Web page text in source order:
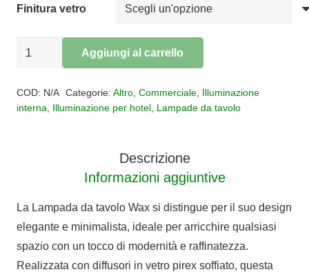
Finitura vetro
LAMPADA
WAX
Aggiungi al carrello
COD: N/A Categorie: Altro, Commerciale, Illuminazione
interna
Illuminazione per hotel Lampade da tavolo
Descrizione
Informazioni aggiuntive
La Lampada da tavolo Wax si distingue per il suo design
elegante e minimalista, ideale per arricchire qualsiasi
spazio con un tocco di modernità e raffinatezza.
Realizzata con diffusori in vetro pirex soffiato, questa